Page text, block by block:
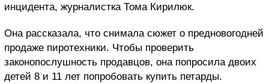
инцидента, журналистка Тома Кирилюк.
Она рассказала, что снимала сюжет о предновогодней
продаже пиротехники. Чтобы проверить
законопослушность продавцов, она попросила двоих
детей 8 и 11 лет попробовать купить петарды.